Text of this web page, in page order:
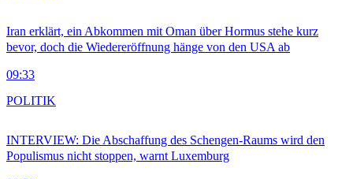
Iran erklärt, ein Abkommen mit Oman über Hormus stehe kurz
bevor, doch die Wiedereröffnung hänge von den USA ab
09:33
INTERVIEW: Die Abschaffung des Schengen-Raums wird den
Populismus nicht stoppen, warnt Luxemburg
POLITIK